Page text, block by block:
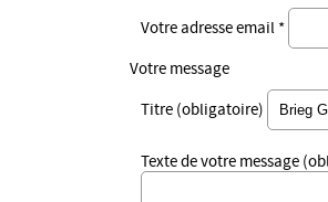
Votre adresse email *
Votre message
Titre (obligatoire)
Texte de